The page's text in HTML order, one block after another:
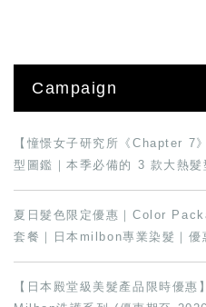
Campaign
【憧憬女子研究所《Chapter
型圖鑑｜本季必備的 3 款大熱髮
夏日髮色限定優惠｜Color
套餐｜日本milbon專業染髮｜優
【日本殿堂級美髮產品限時優